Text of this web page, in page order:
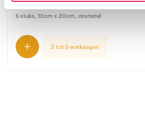
5 stuks, 10cm x 20cm, onsteriel
3 tot 5 werkdagen